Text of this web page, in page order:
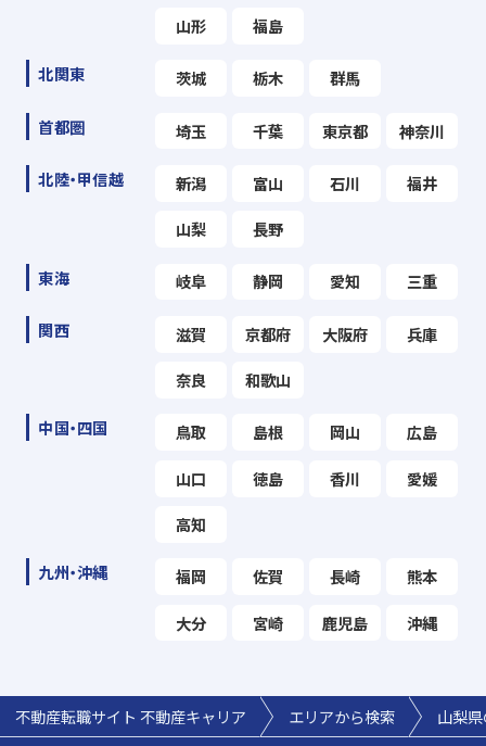
山形 福島
北関東 茨城 栃木 群馬
首都圏 埼玉 千葉 東京都 神奈川
北陸・甲信越 新潟 富山 石川 福井
山梨 長野
東海 岐阜 静岡 愛知 三重
関西 滋賀 京都府 大阪府 兵庫
奈良 和歌山
中国・四国 鳥取 島根 岡山 広島
山口 徳島 香川 愛媛
高知
九州・沖縄 福岡 佐賀 長崎 熊本
大分 宮崎 鹿児島 沖縄
不動産転職サイト 不動産キャリア エリアから検索 山梨